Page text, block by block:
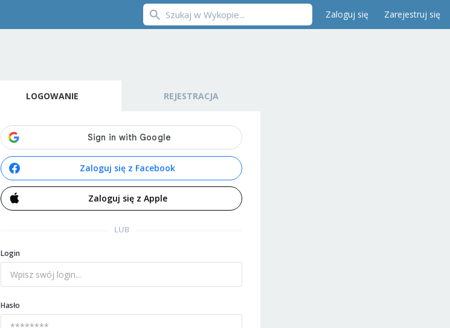
Zaloguj się Zarejestruj się
LOGOWANIE REJESTRACJA
Zaloguj się z Facebook
Zaloguj się z Apple
LUB
Login
Hasło